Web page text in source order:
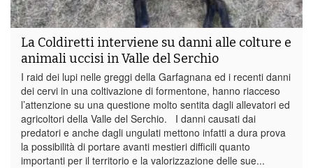
La Coldiretti interviene su danni alle colture e
animali uccisi in Valle del Serchio
I raid dei lupi nelle greggi della Garfagnana ed i recenti danni
dei cervi in una coltivazione di formentone, hanno riacceso
l’attenzione su una questione molto sentita dagli allevatori ed
agricoltori della Valle del Serchio. I danni causati dai
predatori e anche dagli ungulati mettono infatti a dura prova
la possibilità di portare avanti mestieri difficili quanto
importanti per il territorio e la valorizzazione delle sue...